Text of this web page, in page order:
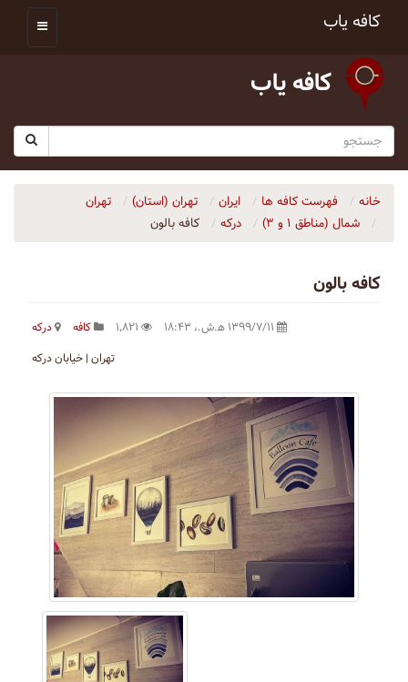
کافه یاب
کافه یاب
خانه فهرست کافه ها ایران تهران (استان)
تهران
شمال (مناطق ۱ و ۳)
درکه کافه بالون
کافه بالون
کافه
درکه
تهران | خیابان درکه